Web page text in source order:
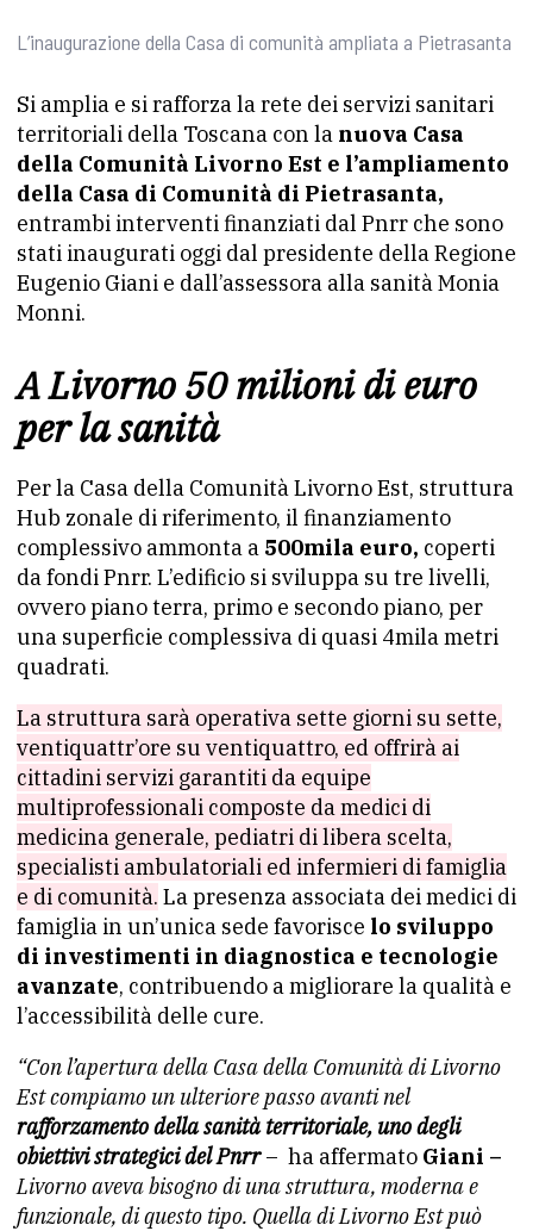
L’inaugurazione della Casa di comunità ampliata a Pietrasanta
Si amplia e si rafforza la rete dei servizi sanitari
territoriali della Toscana con la nuova Casa
della Comunità Livorno Est e l’ampliamento
della Casa di Comunità di Pietrasanta,
entrambi interventi finanziati dal Pnrr che sono
stati inaugurati oggi dal presidente della Regione
Eugenio Giani e dall’assessora alla sanità Monia
Monni.
A Livorno 50 milioni di euro
per la sanità
Per la Casa della Comunità Livorno Est, struttura
Hub zonale di riferimento, il finanziamento
complessivo ammonta a 500mila euro, coperti
da fondi Pnrr. L’edificio si sviluppa su tre livelli,
ovvero piano terra, primo e secondo piano, per
una superficie complessiva di quasi 4mila metri
quadrati.
La struttura sarà operativa sette giorni su sette,
ventiquattr’ore su ventiquattro, ed offrirà ai
cittadini servizi garantiti da equipe
multiprofessionali composte da medici di
medicina generale, pediatri di libera scelta,
specialisti ambulatoriali ed infermieri di famiglia
e di comunità. La presenza associata dei medici di
famiglia in un’unica sede favorisce lo sviluppo
di investimenti in diagnostica e tecnologie
avanzate, contribuendo a migliorare la qualità e
l’accessibilità delle cure.
“Con l’apertura della Casa della Comunità di Livorno
Est compiamo un ulteriore passo avanti nel
rafforzamento della sanità territoriale, uno degli
obiettivi strategici del Pnrr– ha affermato Giani –
Livorno aveva bisogno di una struttura, moderna e
funzionale, di questo tipo. Quella di Livorno Est può